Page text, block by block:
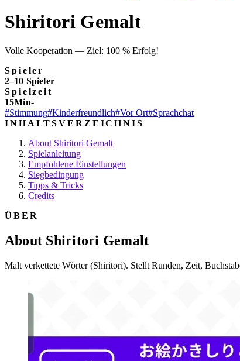
Shiritori Gemalt
Volle Kooperation — Ziel: 100 % Erfolg!
Spieler
2–10 Spieler
Spielzeit
15Min-
#Stimmung#Kinderfreundlich#Vor Ort#Sprachchat
INHALTSVERZEICHNIS
About Shiritori Gemalt
Spielanleitung
Empfohlene Einstellungen
Siegbedingung
Tipps & Tricks
Credits
ÜBER
About Shiritori Gemalt
Malt verkettete Wörter (Shiritori). Stellt Runden, Zeit,